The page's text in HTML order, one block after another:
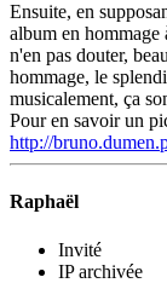
Ensuite, en
album en hommage
n'en pas douter,
hommage, le
musicalement, ça
Pour en savoir un
http://
Raphaël
Invité
IP archivée